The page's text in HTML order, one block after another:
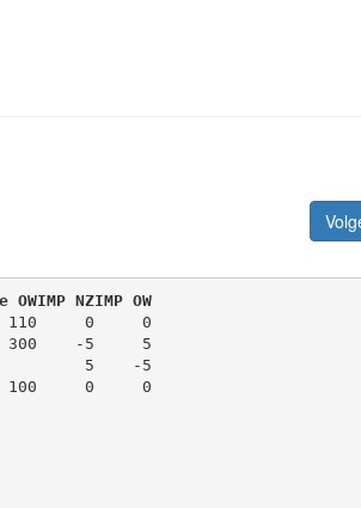
OWIMP NZIMP OW
110 0
0
300 -5
5
5
-5
100 0 0